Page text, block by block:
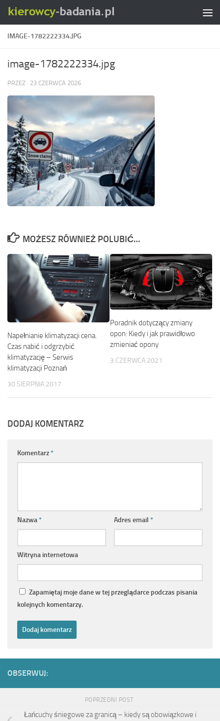
Skip to content
IMAGE-1782222334.JPG
image-1782222334.jpg
PRZEZ · 23 CZERWCA 2026
MOŻESZ RÓWNIEŻ POLUBIĆ…
Napełnianie klimatyzacji cena.
Czas nabić i odgrzybić
klimatyzację – Serwis
klimatyzacji Poznań
30 SIERPNIA 2017
Poradnik dotyczący zmiany
opon: Kiedy i jak prawidłowo
zmieniać opony
3 CZERWCA 2021
DODAJ KOMENTARZ
Komentarz*
Nazwa* Adres email *
Witryna internetowa
Zapamiętaj moje dane w tej przeglądarce podczas pisania
kolejnych komentarzy.
OBSERWUJ:
POPRZEDNI POST
Łańcuchy śniegowe za granicą – kiedy są obowiązkowe i